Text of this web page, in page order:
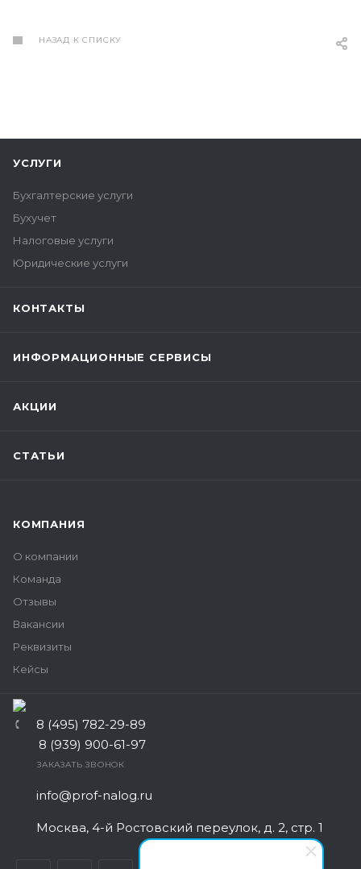
НАЗАД К СПИСКУ
УСЛУГИ
Бухгалтерские услуги
Бухучет
Налоговые услуги
Юридические услуги
КОНТАКТЫ
ИНФОРМАЦИОННЫЕ СЕРВИСЫ
АКЦИИ
СТАТЬИ
КОМПАНИЯ
О компании
Команда
Отзывы
Вакансии
Реквизиты
Кейсы
8 (495) 782-29-89
8 (939) 900-61-97
ЗАКАЗАТЬ ЗВОНОК
info@prof-nalog.ru
Москва, 4-й Ростовский переулок, д. 2, стр. 1